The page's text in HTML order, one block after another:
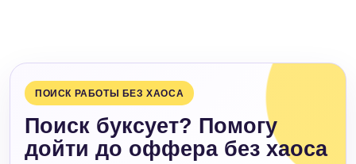
ПОИСК РАБОТЫ БЕЗ ХАОСА
Поиск буксует? Помогу
дойти до оффера без хаоса